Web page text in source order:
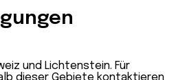
und Lichtenstein. Für
dieser Gebiete kontaktieren